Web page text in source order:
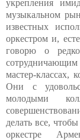
укрепления
музыкальном
известных
оркестром и,
говорю о
мастер-классах,
Они с
молодыми
делать все,
оркестре